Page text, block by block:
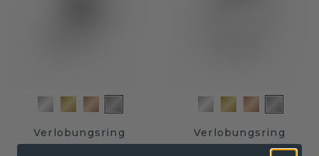
Verlobungsring
Verlobungsring
Laurian RND